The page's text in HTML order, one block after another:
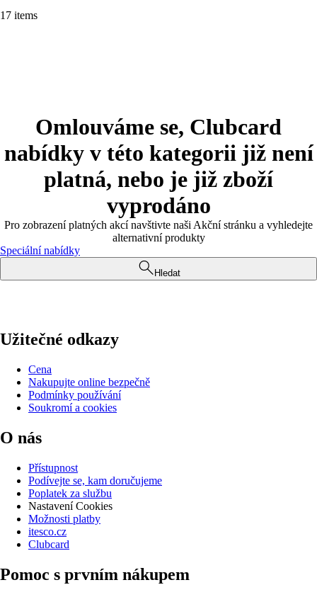
17 items
Omlouváme se, Clubcard
nabídky v této kategorii již není
platná, nebo je již zboží
vyprodáno
Pro zobrazení platných akcí navštivte naši Akční stránku a vyhledejte
alternativní produkty
Speciální nabídky
Hledat
Užitečné odkazy
Cena
Nakupujte online bezpečně
Podmínky používání
Soukromí a cookies
O nás
Přístupnost
Podívejte se, kam doručujeme
Poplatek za službu
Nastavení Cookies
Možnosti platby
itesco.cz
Clubcard
Pomoc s prvním nákupem